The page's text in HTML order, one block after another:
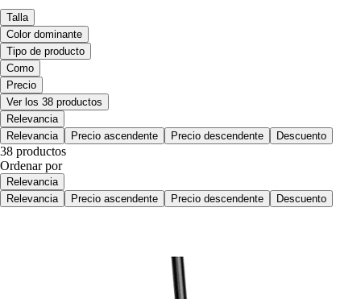
Talla
Color dominante
Tipo de producto
Como
Precio
Ver los 38 productos
Relevancia
Relevancia
Precio ascendente Precio descendente Descuento
38 productos
Ordenar por
Relevancia
Relevancia
Precio ascendente Precio descendente Descuento